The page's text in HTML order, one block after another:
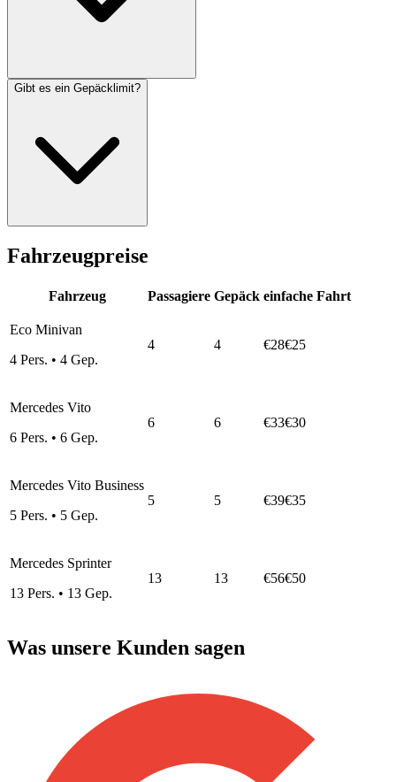
Gibt es ein Gepäcklimit?
Fahrzeugpreise
Fahrzeug Passagiere Gepäck einfache Fahrt
Eco Minivan
4 Pers. • 4 Gep.
4 4 €28€25
Mercedes Vito
6 Pers. • 6 Gep.
6 6 €33€30
Mercedes Vito Business
5 Pers. • 5 Gep.
5 5 €39€35
Mercedes Sprinter
13 Pers. • 13 Gep.
13 13 €56€50
Was unsere Kunden sagen